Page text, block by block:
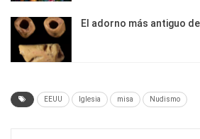
El adorno más antiguo
EEUU Iglesia misa Nudismo